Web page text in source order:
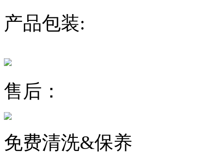
产品包装:
售后：
免费清洗&保养